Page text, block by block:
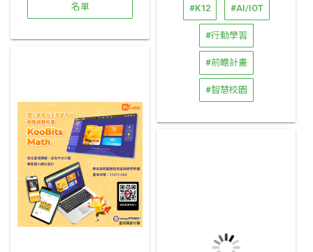
名單
#K12 #AI/IOT
#行動學習
#前瞻計畫
#智慧校園